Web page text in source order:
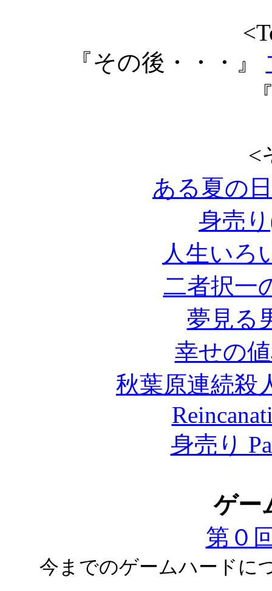
『その後・・・』
<
ある夏の
身売り
人生いろ
二者択一
夢見る
幸せの
秋葉原連続殺
身売り
ゲー
第０
今までのゲームハードに